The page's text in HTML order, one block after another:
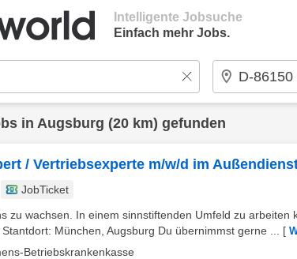
Intelligente Jobsuche
Einfach mehr Jobs.
in Augsburg (20 km) gefunden
/ Vertriebsexperte m/w/d im
JobTicket
zu wachsen. In einem sinnstiftenden Umfeld zu arbeiten
München, Augsburg Du übernimmst gerne ...
[
Betriebskrankenkasse